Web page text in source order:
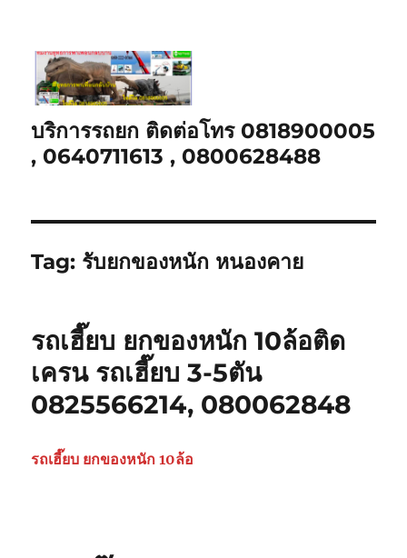
บริการรถยก ติดต่อโทร 0818900005
, 0640711613 , 0800628488
Tag: รับยกของหนัก หนองคาย
รถเฮี๊ยบ ยกของหนัก 10ล้อติด
เครน รถเฮี๊ยบ 3-5ตัน
0825566214, 080062848
รถเฮี๊ยบ ยกของหนัก 10ล้อ